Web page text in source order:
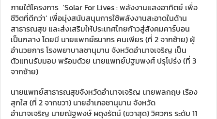
ภายใต้โครงการ ‘Solar For Lives : พลังงานแสงอาทิตย์ เพื่อ
ชีวิตที่ดีกว่า’ เพื่อมุ่งสนับสนุนการใช้พลังงานสะอาดในด้าน
สาธารณสุข และส่งเสริมให้ประเทศไทยก้าวสู่สังคมคาร์บอน
เป็นกลาง โดยมี นายแพทย์ธนากร คนเพียร (ที่ 2 จากซ้าย) ผู้
อำนวยการ โรงพยาบาลชานุมาน จังหวัดอำนาจเจริญ เป็น
ตัวแทนรับมอบ พร้อมด้วย นายแพทย์ปฐมพงศ์ ปรุโปร่ง (ที่ 3
จากซ้าย)
นายแพทย์สาธารณสุขจังหวัดอำนาจเจริญ นายพลกฤษ เรือง
สุกใส (ที่ 2 จากขวา) นายอำเภอชานุมาน จังหวัด
อำนาจเจริญ นายณัฐพงษ์ ผดุงรัตน์ (ขวาสุด) วิศวกร ระดับ 11